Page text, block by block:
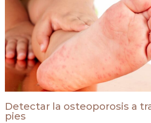
Detectar la osteoporosis a
pies